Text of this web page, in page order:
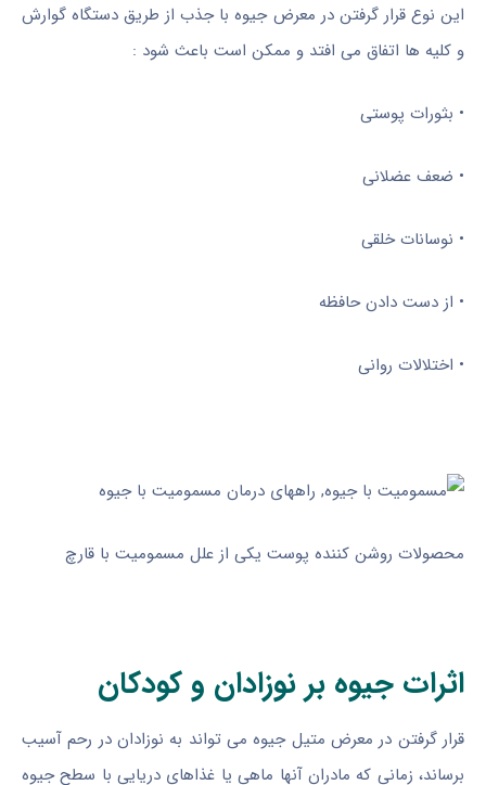
این نوع قرار گرفتن در معرض جیوه با جذب از طریق دستگاه گوارش
و کلیه ها اتفاق می افتد و ممکن است باعث شود :
• بثورات پوستی
• ضعف عضلانی
• نوسانات خلقی
• از دست دادن حافظه
• اختلالات روانی
محصولات روشن کننده پوست یکی از علل مسمومیت با قارچ
اثرات جیوه بر نوزادان و کودکان
قرار گرفتن در معرض متیل جیوه می تواند به نوزادان در رحم آسیب
برساند، زمانی که مادران آنها ماهی یا غذاهای دریایی با سطح جیوه